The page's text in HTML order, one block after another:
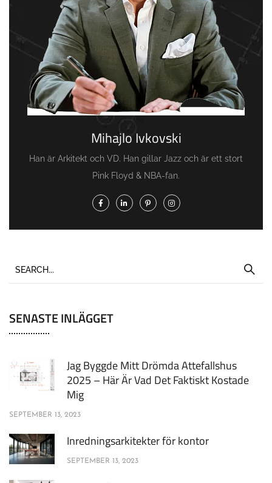
Mihajlo Ivkovski
Han är Arkitekt och VD. Han gillar Jazz och är ett stort
Pink Floyd & NBA-fan.
SENASTE INLÄGGET
Jag Byggde Mitt Drömda Attefallshus
2025 – Här Är Vad Det Faktiskt Kostade
Mig
SEPTEMBER 13, 2023
Inredningsarkitekter för kontor
SEPTEMBER 13, 2023